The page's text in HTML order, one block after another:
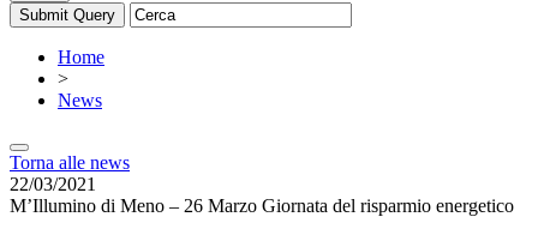
Home
>
News
Torna alle news
22/03/2021
M’Illumino di Meno – 26 Marzo Giornata del risparmio energetico